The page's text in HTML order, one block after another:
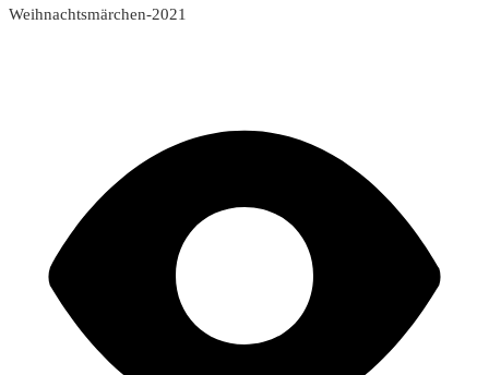
Weihnachtsmärchen-2021